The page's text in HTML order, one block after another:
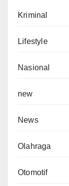
Kriminal
Lifestyle
Nasional
new
News
Olahraga
Otomotif